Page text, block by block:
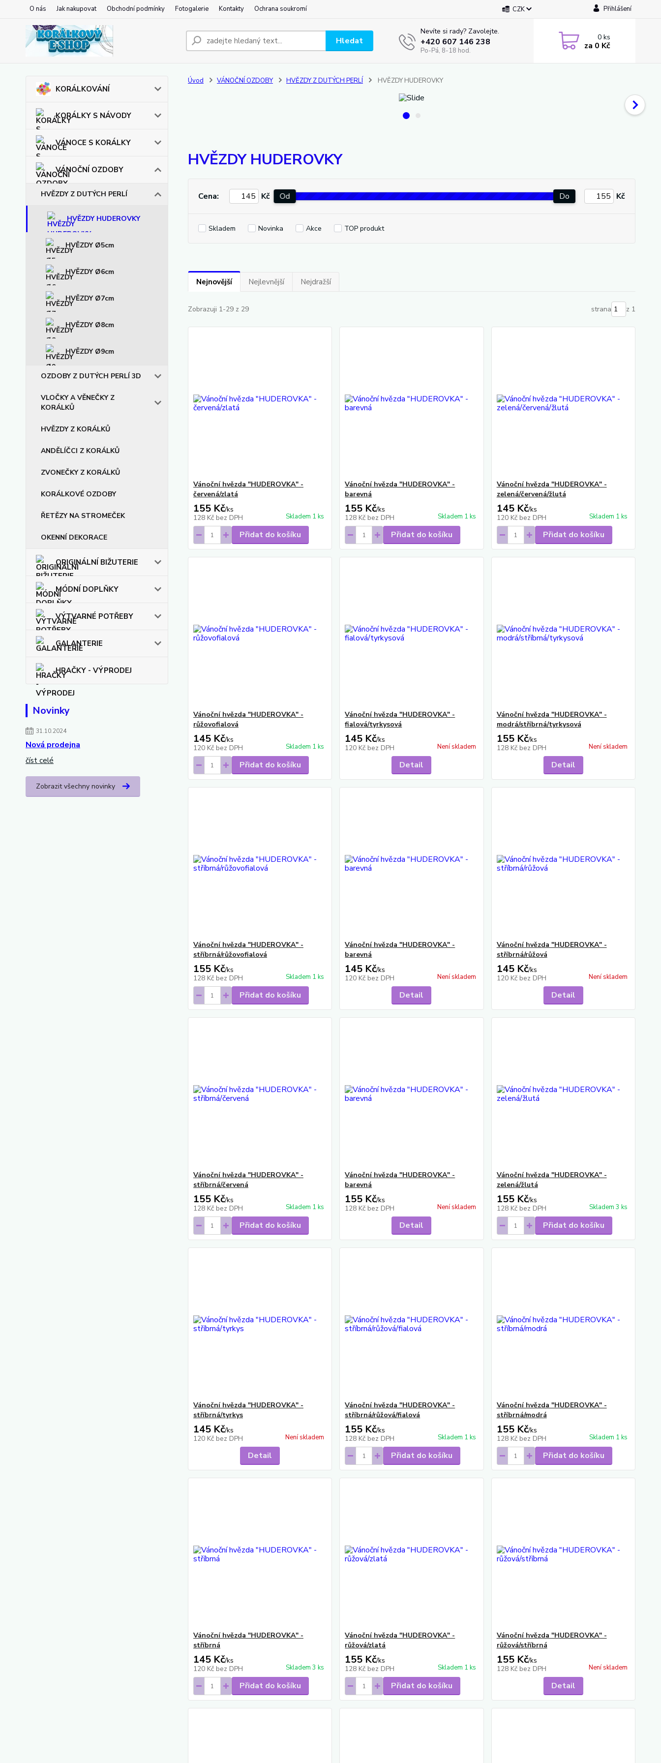
O nás Jak nakupovat Obchodní podmínky Fotogalerie Kontakty Ochrana soukromí CZK Přihlášení
Hledat
Nevíte si rady? Zavolejte.
+420 607 146 238
Po-Pá, 8-18 hod.
0ks
za 0 Kč
KORÁLKOVÁNÍ
KORÁLKY S NÁVODY
VÁNOCE S KORÁLKY
VÁNOČNÍ OZDOBY
HVĚZDY Z DUTÝCH PERLÍ
HVĚZDY HUDEROVKY
HVĚZDY Ø5cm
HVĚZDY Ø6cm
HVĚZDY Ø7cm
HVĚZDY Ø8cm
HVĚZDY Ø9cm
OZDOBY Z DUTÝCH PERLÍ 3D
VLOČKY A VĚNEČKY Z
KORÁLKŮ
HVĚZDY Z KORÁLKŮ
ANDĚLÍČCI Z KORÁLKŮ
ZVONEČKY Z KORÁLKŮ
KORÁLKOVÉ OZDOBY
ŘETĚZY NA STROMEČEK
OKENNÍ DEKORACE
ORIGINÁLNÍ BIŽUTERIE
MÓDNÍ DOPLŇKY
VÝTVARNÉ POTŘEBY
GALANTERIE
HRAČKY - VÝPRODEJ
Novinky
31.10.2024
Nová prodejna
číst celé
Zobrazit všechny novinky
Úvod VÁNOČNÍ OZDOBY HVĚZDY Z DUTÝCH PERLÍ HVĚZDY HUDEROVKY
HVĚZDY HUDEROVKY
Cena: Kč Od Do Kč
Skladem Novinka Akce TOP produkt
Nejnovější Nejlevnější Nejdražší
Zobrazuji 1-29 z 29 strana z 1
Vánoční hvězda "HUDEROVKA" -
červená/zlatá
155 Kč/ks
128 Kč bez DPH Skladem 1 ks
Přidat do košíku
Vánoční hvězda "HUDEROVKA" -
barevná
155 Kč/ks
128 Kč bez DPH Skladem 1 ks
Přidat do košíku
Vánoční hvězda "HUDEROVKA" -
zelená/červená/žlutá
145 Kč/ks
120 Kč bez DPH Skladem 1 ks
Přidat do košíku
Vánoční hvězda "HUDEROVKA" -
růžovofialová
145 Kč/ks
120 Kč bez DPH Skladem 1 ks
Přidat do košíku
Vánoční hvězda "HUDEROVKA" -
fialová/tyrkysová
145 Kč/ks
120 Kč bez DPH Není skladem
Detail
Vánoční hvězda "HUDEROVKA" -
modrá/stříbrná/tyrkysová
155 Kč/ks
128 Kč bez DPH Není skladem
Detail
Vánoční hvězda "HUDEROVKA" -
stříbrná/růžovofialová
155 Kč/ks
128 Kč bez DPH Skladem 1 ks
Přidat do košíku
Vánoční hvězda "HUDEROVKA" -
barevná
145 Kč/ks
120 Kč bez DPH Není skladem
Detail
Vánoční hvězda "HUDEROVKA" -
stříbrná/růžová
145 Kč/ks
120 Kč bez DPH Není skladem
Detail
Vánoční hvězda "HUDEROVKA" -
stříbrná/červená
155 Kč/ks
128 Kč bez DPH Skladem 1 ks
Přidat do košíku
Vánoční hvězda "HUDEROVKA" -
barevná
155 Kč/ks
128 Kč bez DPH Není skladem
Detail
Vánoční hvězda "HUDEROVKA" -
zelená/žlutá
155 Kč/ks
128 Kč bez DPH Skladem 3 ks
Přidat do košíku
Vánoční hvězda "HUDEROVKA" -
stříbrná/tyrkys
145 Kč/ks
120 Kč bez DPH Není skladem
Detail
Vánoční hvězda "HUDEROVKA" -
stříbrná/růžová/fialová
155 Kč/ks
128 Kč bez DPH Skladem 1 ks
Přidat do košíku
Vánoční hvězda "HUDEROVKA" -
stříbrná/modrá
155 Kč/ks
128 Kč bez DPH Skladem 1 ks
Přidat do košíku
Vánoční hvězda "HUDEROVKA" -
stříbrná
145 Kč/ks
120 Kč bez DPH Skladem 3 ks
Přidat do košíku
Vánoční hvězda "HUDEROVKA" -
růžová/zlatá
155 Kč/ks
128 Kč bez DPH Skladem 1 ks
Přidat do košíku
Vánoční hvězda "HUDEROVKA" -
růžová/stříbrná
155 Kč/ks
128 Kč bez DPH Není skladem
Detail